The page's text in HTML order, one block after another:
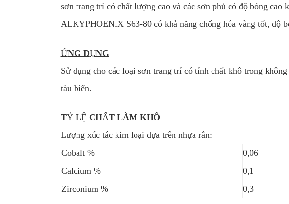
sơn trang trí có chất lượng cao và các sơn phủ có độ bóng
ALKYPHOENIX S63-80 có khả năng chống hóa vàng tốt, độ
ỨNG DỤNG
Sử dụng cho các loại sơn trang trí có tính chất khô trong
tàu biển.
TỶ LỆ CHẤT LÀM KHÔ
Lượng xúc tác kim loại dựa trên nhựa rắn:
Cobalt %
0,06
Calcium %
0,1
Zirconium %
0,3